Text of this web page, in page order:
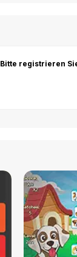
Bitte registrieren